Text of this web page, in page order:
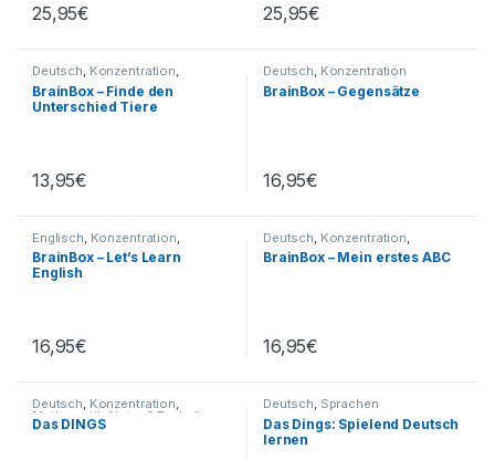
25,95€ 25,95€
Deutsch, Konzentration,
Sachunterricht
BrainBox – Finde den
Unterschied Tiere
13,95€
Deutsch, Konzentration
BrainBox – Gegensätze
16,95€
Englisch Konzentration
Sprachen
BrainBox – Let’s Learn
English
16,95€
Deutsch Konzentration
Sprachen
BrainBox – Mein erstes ABC
16,95€
Deutsch, Konzentration,
Mathematik, Natur & Technik
Sachunterricht
Das DINGS
Deutsch, Sprachen
Das Dings: Spielend Deutsch
lernen